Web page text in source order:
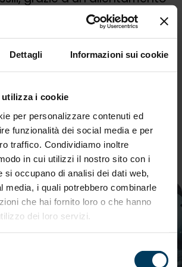
Dettagli Informazioni sui cookie
i cookie
per personalizzare contenuti ed
funzionalità dei social media e per
traffico. Condividiamo inoltre
in cui utilizzi il nostro sito con i
si occupano di analisi dei dati web,
media, i quali potrebbero combinarle
che hai fornito loro o che hanno
dei loro servizi.
delineano un futuro più
il mondo produttivo italiano,
innovazione e
HIGHLIGHTS